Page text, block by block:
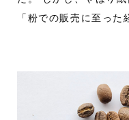
「粉での販売に至っ